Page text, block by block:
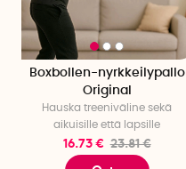
Boxbollen-nyrkkeilypallo
Original
Hauska treeniväline sekä
aikuisille että lapsille
16.73 € 23.81 €